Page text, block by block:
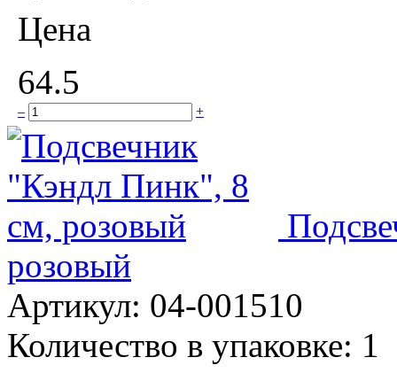
Цена
64.5
– +
розовый
Артикул: 04-001510
Количество в упаковке: 1